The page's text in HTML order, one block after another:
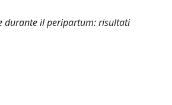
durante il peripartum: risultati